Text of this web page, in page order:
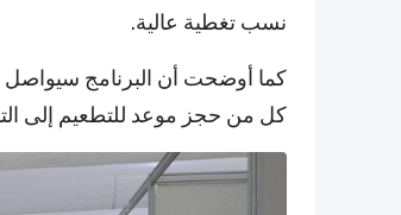
نسب تغطية عالية.
كما أوضحت أن البرنامج سيواصل
كل من حجز موعد للتطعيم إلى